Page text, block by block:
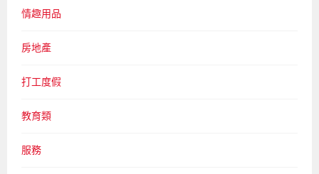
情趣用品
房地產
打工度假
教育類
服務